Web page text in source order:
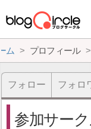
ム プロフィール
フォロー フォロ
参加サー